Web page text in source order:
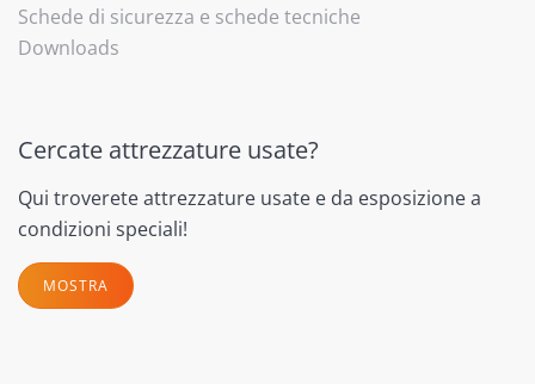
Schede di sicurezza e schede tecniche
Downloads
Cercate attrezzature usate?
Qui troverete attrezzature usate e da esposizione a
condizioni speciali!
MOSTRA